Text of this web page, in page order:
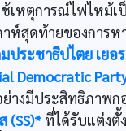
เหตุการณ์ไฟไหม้เ
ห์สุดท้ายของการห
ประชาธิปไตย เยอ
Democratic
ย่างมีประสิทธิภาพก
(SS)* ที่ได้รับแต่งตั้